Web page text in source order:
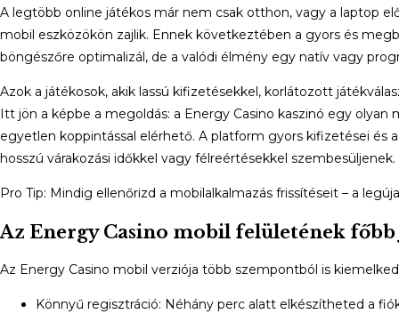
A legtöbb online játékos már nem csak otthon, vagy a laptop
mobil eszközökön zajlik. Ennek következtében a gyors és
böngészőre optimalizál, de a valódi élmény egy natív vagy
Azok a játékosok, akik lassú kifizetésekkel, korlátozott
Itt jön a képbe a megoldás: a Energy Casino kaszinó egy
egyetlen koppintással elérhető. A platform gyors kifizetései és
hosszú várakozási időkkel vagy félreértésekkel szembesüljenek.
Pro Tip: Mindig ellenőrizd a mobilalkalmazás frissítéseit – a
Az Energy Casino mobil felületének
Az Energy Casino mobil verziója több szempontból is
Könnyű regisztráció: Néhány perc alatt elkészítheted a